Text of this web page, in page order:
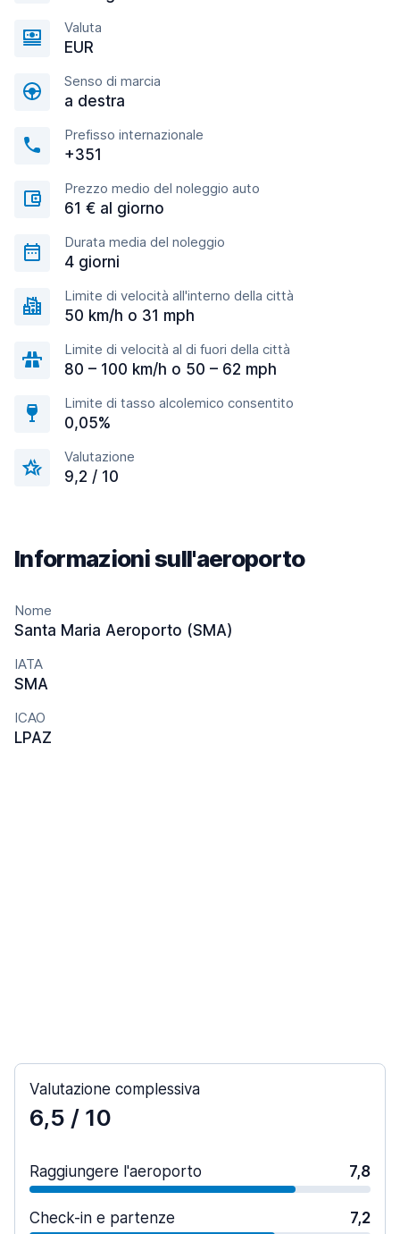
Valuta
EUR
Senso di marcia
a destra
Prefisso internazionale
+351
Prezzo medio del noleggio auto
61 € al giorno
Durata media del noleggio
4 giorni
Limite di velocità all'interno della città
50 km/h o 31 mph
Limite di velocità al di fuori della città
80 – 100 km/h o 50 – 62 mph
Limite di tasso alcolemico consentito
0,05%
Valutazione
9,2 / 10
Informazioni sull'aeroporto
Nome
Santa Maria Aeroporto (SMA)
IATA
SMA
ICAO
LPAZ
Valutazione complessiva
6,5 / 10
Raggiungere l'aeroporto 7,8
Check-in e partenze 7,2